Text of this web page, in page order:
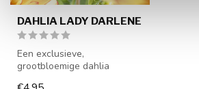
DAHLIA LADY DARLENE
Een exclusieve,
grootbloemige dahlia